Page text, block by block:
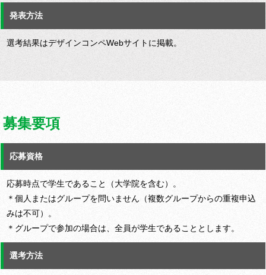
発表方法
選考結果はデザインコンペWebサイトに掲載。
募集要項
応募資格
応募時点で学生であること（大学院を含む）。
＊個人またはグループを問いません（複数グループからの重複申込
みは不可）。
＊グループで参加の場合は、全員が学生であることとします。
選考方法